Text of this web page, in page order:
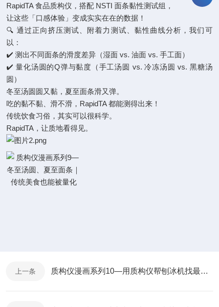
RapidTA 食品质构仪，搭配 NSTI 面条黏性测试组，
让这些「口感体验」变成实实在在的数据！
🔍 通过正向挤压测试、附着力测试、黏性曲线分析，我们可
以：
✔️ 测出不同面条的滑度差异（湿面 vs. 油面 vs. 手工面）
✔️ 量化汤圆的Q弹与黏度（手工汤圆 vs. 冷冻汤圆 vs. 黑糖汤
圆）
冬至汤圆圆又黏，夏至面条滑又弹。
吃的黏不黏、滑不滑，RapidTA 都能测得出来！
传统饮食习俗，其实可以很科学。
RapidTA，让质地看得见。
上一条 质构仪漫画系列10—用质构仪帮刨冰机找最佳刀片角度？打造好的冰口感！